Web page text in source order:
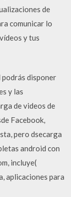
de
comunicar lo
y tus
podrás disponer
y las
de videos de
Facebook,
pero dsecarga
android con
incluye(
aplicaciones para